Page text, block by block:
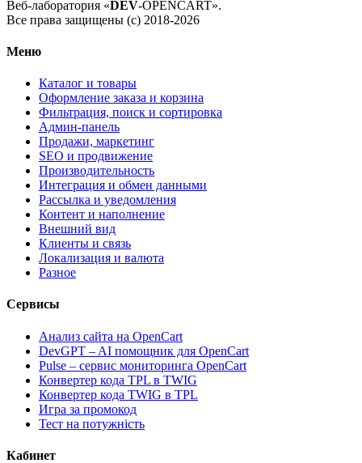
Веб-лаборатория «DEV-OPENCART».
Все права защищены (с) 2018-2026
Меню
Каталог и товары
Оформление заказа и корзина
Фильтрация, поиск и сортировка
Админ-панель
Продажи, маркетинг
SEO и продвижение
Производительность
Интеграция и обмен данными
Рассылка и уведомления
Контент и наполнение
Внешний вид
Клиенты и связь
Локализация и валюта
Разное
Сервисы
Анализ сайта на OpenCart
DevGPT – AI помощник для OpenCart
Pulse – сервис мониторинга OpenCart
Конвертер кода TPL в TWIG
Конвертер кода TWIG в TPL
Игра за промокод
Тест на потужність
Кабинет